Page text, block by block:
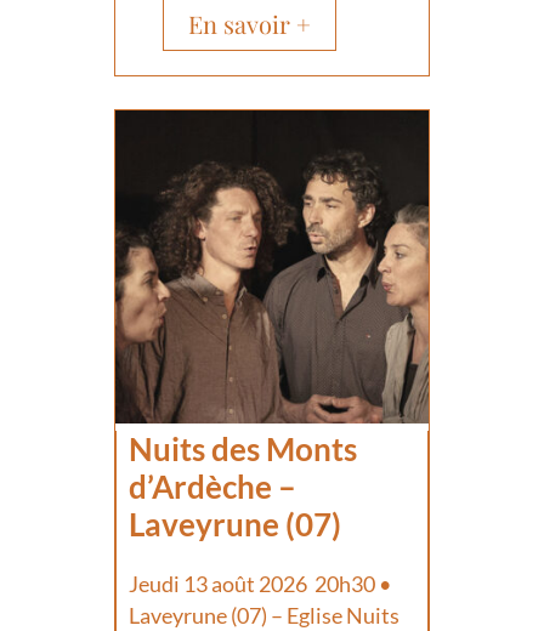
En savoir +
Nuits des Monts
d’Ardèche –
Laveyrune (07)
Jeudi 13 août 2026 20h30 •
Laveyrune (07) – Eglise Nuits